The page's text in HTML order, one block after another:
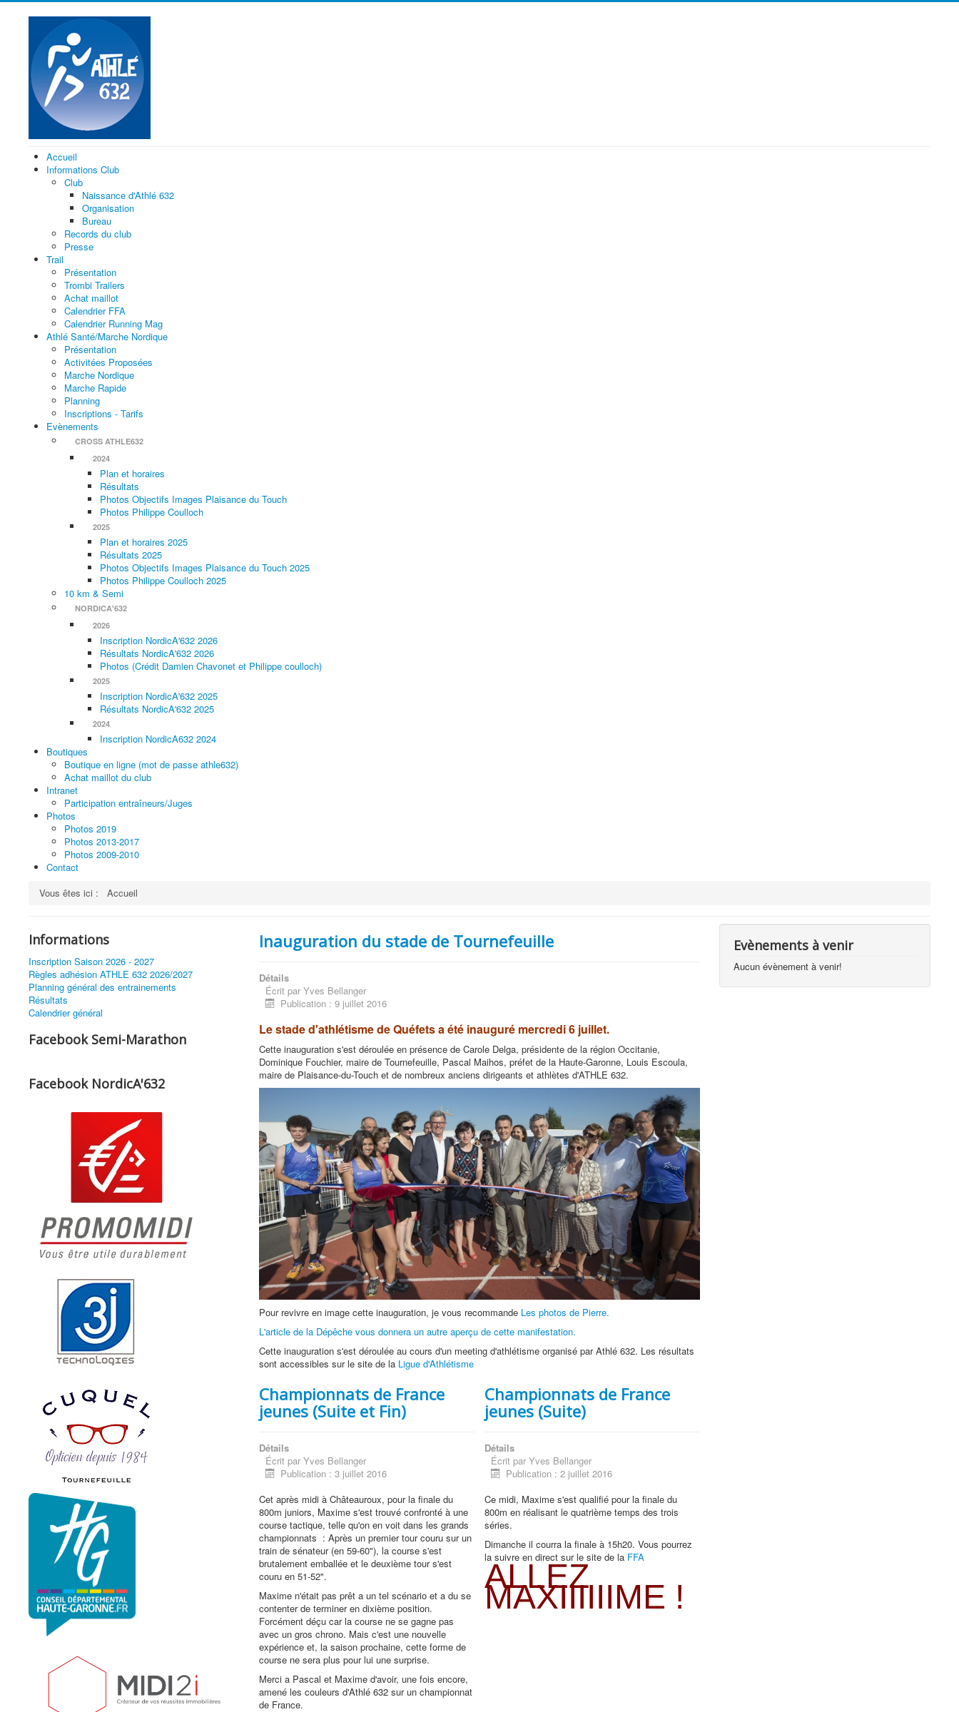
Accueil
Informations Club
Club
Naissance d'Athlé 632
Organisation
Bureau
Records du club
Presse
Trail
Présentation
Trombi Trailers
Achat maillot
Calendrier FFA
Calendrier Running Mag
Athlé Santé/Marche Nordique
Présentation
Activitées Proposées
Marche Nordique
Marche Rapide
Planning
Inscriptions - Tarifs
Evènements
CROSS ATHLE632
2024
Plan et horaires
Résultats
Photos Objectifs Images Plaisance du Touch
Photos Philippe Coulloch
2025
Plan et horaires 2025
Résultats 2025
Photos Objectifs Images Plaisance du Touch 2025
Photos Philippe Coulloch 2025
10 km & Semi
NORDICA'632
2026
Inscription NordicA'632 2026
Résultats NordicA'632 2026
Photos (Crédit Damien Chavonet et Philippe coulloch)
2025
Inscription NordicA'632 2025
Résultats NordicA'632 2025
2024
Inscription NordicA632 2024
Boutiques
Boutique en ligne (mot de passe athle632)
Achat maillot du club
Intranet
Participation entraîneurs/Juges
Photos
Photos 2019
Photos 2013-2017
Photos 2009-2010
Contact
Vous êtes ici :
Accueil
Informations
Inscription Saison 2026 - 2027
Règles adhésion ATHLE 632 2026/2027
Planning général des entrainements
Résultats
Calendrier général
Facebook Semi-Marathon
Facebook NordicA'632
Inauguration du stade de Tournefeuille
Détails
Écrit par Yves Bellanger
Publication : 9 juillet 2016
Le stade d'athlétisme de Quéfets a été inauguré mercredi 6 juillet.
Cette inauguration s'est déroulée en présence de Carole Delga, présidente de la région Occitanie,
Dominique Fouchier, maire de Tournefeuille, Pascal Maihos, préfet de la Haute-Garonne, Louis Escoula,
maire de Plaisance-du-Touch et de nombreux anciens dirigeants et athlètes d'ATHLE 632.
Pour revivre en image cette inauguration, je vous recommande Les photos de Pierre.
L'article de la Dépêche vous donnera un autre aperçu de cette manifestation.
Cette inauguration s'est déroulée au cours d'un meeting d'athlétisme organisé par Athlé 632. Les résultats
sont accessibles sur le site de la Ligue d'Athlétisme
Championnats de France
jeunes (Suite et Fin)
Détails
Écrit par Yves Bellanger
Publication : 3 juillet 2016
Cet après midi à Châteauroux, pour la finale du
800m juniors, Maxime s'est trouvé confronté à une
course tactique, telle qu'on en voit dans les grands
championnats : Après un premier tour couru sur un
train de sénateur (en 59-60"), la course s'est
brutalement emballée et le deuxième tour s'est
couru en 51-52".
Maxime n'était pas prêt a un tel scénario et a du se
contenter de terminer en dixième position.
Forcément déçu car la course ne se gagne pas
avec un gros chrono. Mais c'est une nouvelle
expérience et, la saison prochaine, cette forme de
course ne sera plus pour lui une surprise.
Merci a Pascal et Maxime d'avoir, une fois encore,
amené les couleurs d'Athlé 632 sur un championnat
de France.
Championnats de France
jeunes (Suite)
Détails
Écrit par Yves Bellanger
Publication : 2 juillet 2016
Ce midi, Maxime s'est qualifié pour la finale du
800m en réalisant le quatrième temps des trois
séries.
Dimanche il courra la finale à 15h20. Vous pourrez
la suivre en direct sur le site de la FFA
ALLEZ
MAXIIIIIIME !
Evènements à venir
Aucun évènement à venir!